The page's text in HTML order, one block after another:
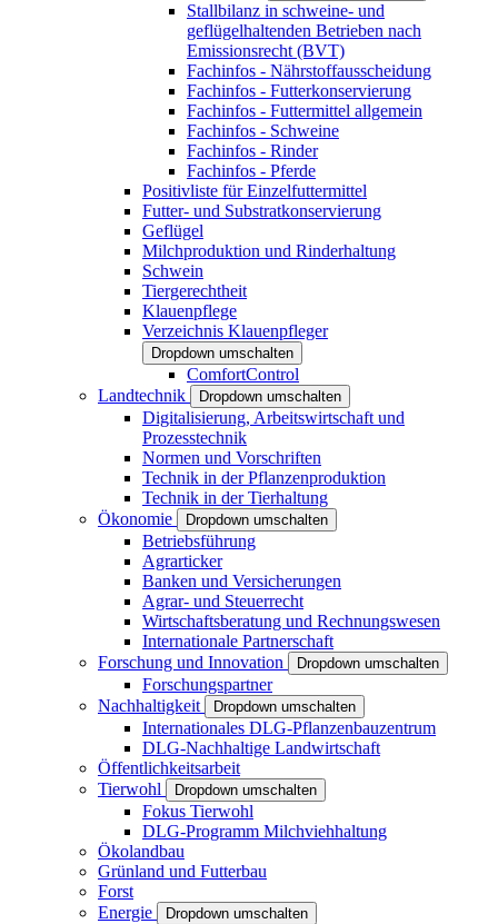
Stallbilanz in schweine- und
geflügelhaltenden Betrieben nach
Emissionsrecht (BVT)
Fachinfos - Nährstoffausscheidung
Fachinfos - Futterkonservierung
Fachinfos - Futtermittel allgemein
Fachinfos - Schweine
Fachinfos - Rinder
Fachinfos - Pferde
Positivliste für Einzelfuttermittel
Futter- und Substratkonservierung
Geflügel
Milchproduktion und Rinderhaltung
Schwein
Tiergerechtheit
Klauenpflege
Verzeichnis Klauenpfleger
Dropdown umschalten
ComfortControl
Landtechnik
Dropdown umschalten
Digitalisierung, Arbeitswirtschaft und
Prozesstechnik
Normen und Vorschriften
Technik in der Pflanzenproduktion
Technik in der Tierhaltung
Ökonomie
Dropdown umschalten
Betriebsführung
Agrarticker
Banken und Versicherungen
Agrar- und Steuerrecht
Wirtschaftsberatung und Rechnungswesen
Internationale Partnerschaft
Forschung und Innovation
Dropdown umschalten
Forschungspartner
Nachhaltigkeit
Dropdown umschalten
Internationales DLG-Pflanzenbauzentrum
DLG-Nachhaltige Landwirtschaft
Öffentlichkeitsarbeit
Tierwohl
Dropdown umschalten
Fokus Tierwohl
DLG-Programm Milchviehhaltung
Ökolandbau
Grünland und Futterbau
Forst
Energie
Dropdown umschalten